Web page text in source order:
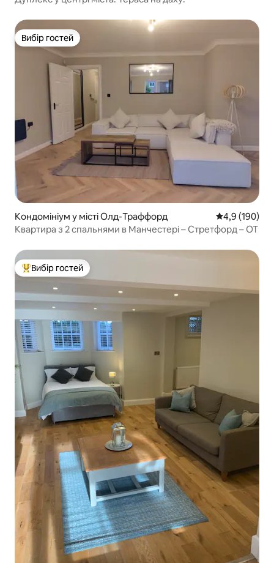
Вибір гостей
Вибір гостей
Кондомініум у місті Олд-Траффорд Середня
4,9 (190)
Квартира з 2 спальнями в Манчестері – Стретфорд – OT
Топ вибір гостей
Вибір гостей